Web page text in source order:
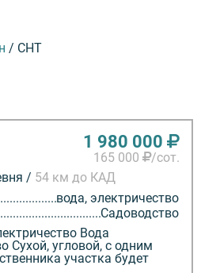
/ СНТ
1 980 000
165 000
/сот.
/ 54 км до КАД
вода, электричество
Садоводство
Вода
Сухой, угловой, с одним
участка будет